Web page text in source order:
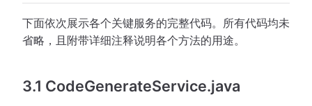
下面依次展示各个关键服务的完整代码。所有代码均未
省略，且附带详细注释说明各个方法的用途。
3.1 CodeGenerateService.java